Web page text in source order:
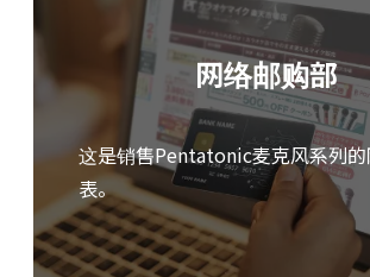
网络邮购部
这是销售Pentatonic麦克风系列
表。